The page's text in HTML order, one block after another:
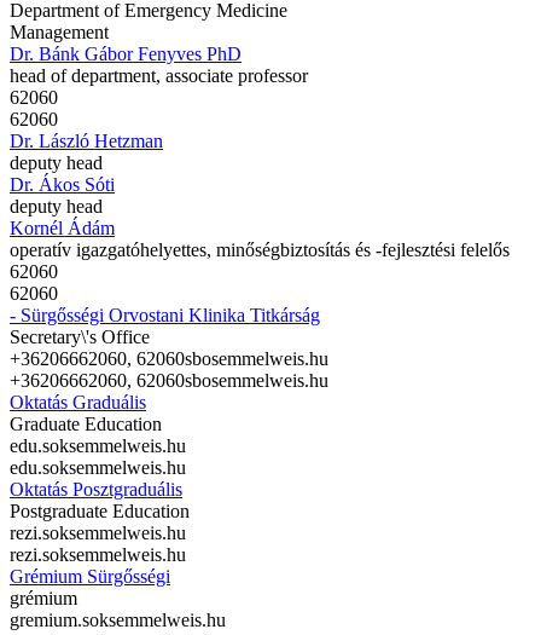
Department of Emergency Medicine
Management
Dr. Bánk Gábor Fenyves PhD
head of department, associate professor
62060
62060
Dr. László Hetzman
deputy head
Dr. Ákos Sóti
deputy head
Kornél Ádám
operatív igazgatóhelyettes, minőségbiztosítás és -fejlesztési felelős
62060
62060
- Sürgősségi Orvostani Klinika Titkárság
Secretary\'s Office
+36206662060, 62060sbosemmelweis.hu
+36206662060, 62060sbosemmelweis.hu
Oktatás Graduális
Graduate Education
edu.soksemmelweis.hu
edu.soksemmelweis.hu
Oktatás Posztgraduális
Postgraduate Education
rezi.soksemmelweis.hu
rezi.soksemmelweis.hu
Grémium Sürgősségi
grémium
gremium.soksemmelweis.hu